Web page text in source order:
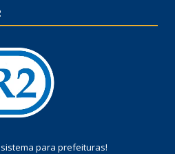
sistema para prefeituras!